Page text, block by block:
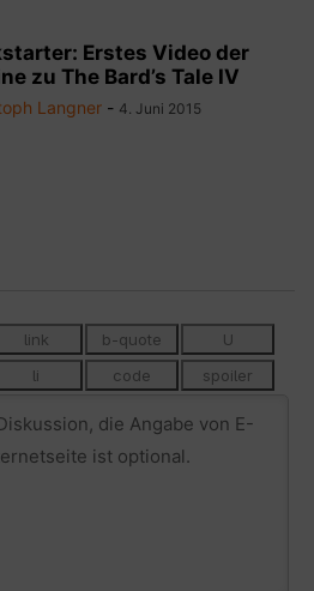
Erstes Video der
zu The Bard’s Tale IV
Langner - 4. Juni 2015